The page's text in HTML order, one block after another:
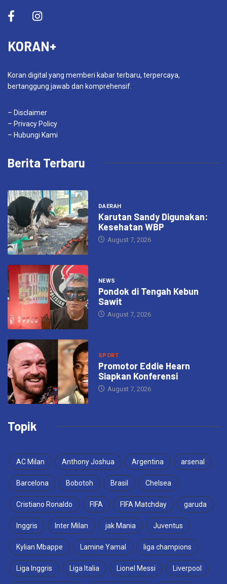
KORAN+
Koran digital yang memberi kabar terbaru, terpercaya,
bertanggung jawab dan komprehensif.
– Disclaimer
– Privacy Policy
– Hubungi Kami
Berita Terbaru
DAERAH
Karutan Sandy Digunakan:
Kesehatan WBP
August 7, 2026
NEWS
Pondok di Tengah Kebun
Sawit
August 7, 2026
SPORT
Promotor Eddie Hearn
Siapkan Konferensi
August 7, 2026
Topik
AC Milan Anthony Joshua Argentina arsenal
Barcelona Bobotoh Brasil Chelsea
Cristiano Ronaldo FIFA FIFA Matchday garuda
Inggris Inter Milan jak Mania Juventus
Kylian Mbappe Lamine Yamal liga champions
Liga Inggris Liga Italia Lionel Messi Liverpool